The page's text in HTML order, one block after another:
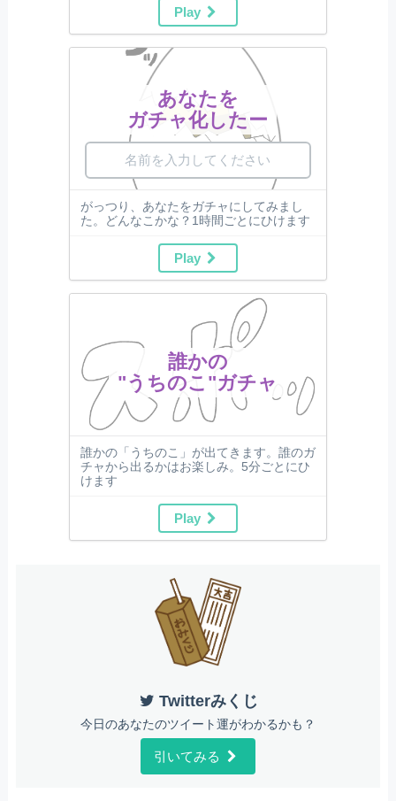
Play
あなたを
ガチャ化したー
がっつり、あなたをガチャにしてみまし
た。どんなこかな？1時間ごとにひけます
Play
誰かの
"うちのこ"ガチャ
誰かの「うちのこ」が出てきます。誰のガ
チャから出るかはお楽しみ。5分ごとにひ
けます
Play
Twitterみくじ
今日のあなたのツイート運がわかるかも？
引いてみる